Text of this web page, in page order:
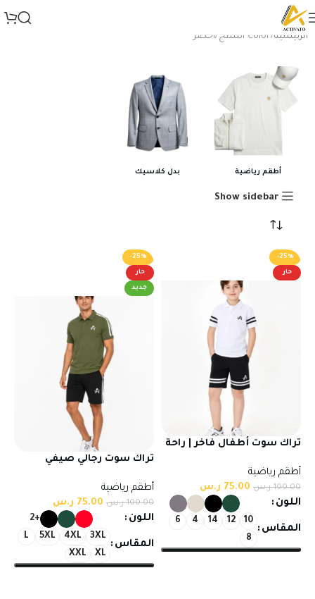
الرئيسية Color المنتج أخضر
أطقم رياضية بدل كلاسيك
Show sidebar
-25%
حار
تراك سوت أطفال فاخر | راحة
أطقم رياضية
100.00 ر.س 75.00 ر.س
اللون
المقاس
10
12
14
4
6
8
-25%
حار
جديد
تراك سوت رجالي صيفي
بخامة تركية عالية الجودة
أطقم رياضية
100.00 ر.س 75.00 ر.س
اللون +2
المقاس
3XL
4XL
5XL
L
XL
XXL